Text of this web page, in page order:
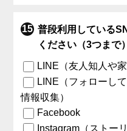
普段利用している
ください（3つまで）
LINE（友人知人や家
LINE（フォローし
情報収集）
Facebook
Instagram（ストー